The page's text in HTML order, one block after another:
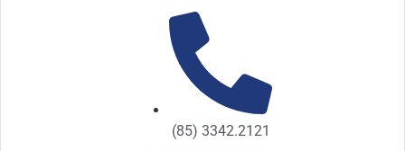
(85) 3342.2121